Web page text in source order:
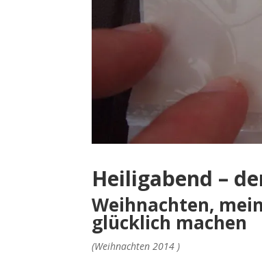
Heiligabend –
Weihnachten,
glücklich machen
(Weihnachten 2014 )